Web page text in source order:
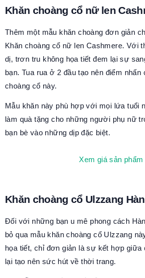
Khăn choàng cổ nữ len
Thêm một mẫu khăn choàng đơn giản
Khăn choàng cổ nữ len Cashmere. Với
dị, trơn tru không họa tiết đem lại sự
bạn. Tua rua ở 2 đầu tạo nên điểm nhấn
choàng cổ này.
Mẫu khăn này phù hợp với mọi lứa tuổi
làm quà tặng cho những người phụ nữ
bạn bè vào những dịp đặc biệt.
Xem giá sản phẩm
Khăn choàng cổ Ulzzang
Đối với những bạn u mê phong cách
bỏ qua mẫu khăn choàng cổ Ulzzang
họa tiết, chỉ đơn giản là sự kết hợp giữa
lại tạo nên sức hút về thời trang.